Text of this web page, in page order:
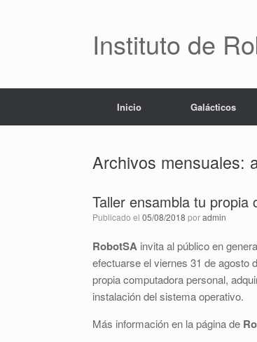
Instituto de
Inicio Galácticos
Archivos mensuales:
Taller ensambla tu propia
Publicado el 05/08/2018 poradmin
RobotSA invita al público en
efectuarse el viernes 31 de agosto
propia computadora personal,
instalación del sistema operativo.
Más información en la página de